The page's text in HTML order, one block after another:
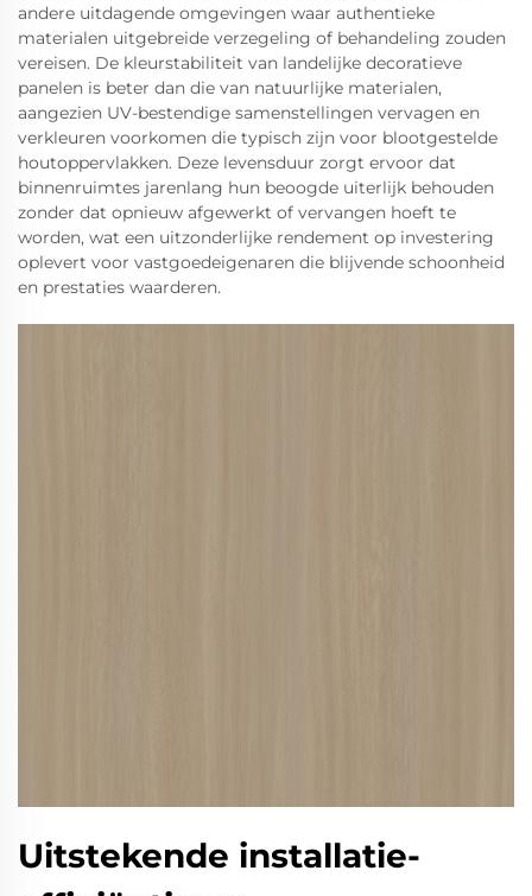
andere uitdagende omgevingen waar authentieke
materialen uitgebreide verzegeling of behandeling zouden
vereisen. De kleurstabiliteit van landelijke decoratieve
panelen is beter dan die van natuurlijke materialen,
aangezien UV-bestendige samenstellingen vervagen en
verkleuren voorkomen die typisch zijn voor blootgestelde
houtoppervlakken. Deze levensduur zorgt ervoor dat
binnenruimtes jarenlang hun beoogde uiterlijk behouden
zonder dat opnieuw afgewerkt of vervangen hoeft te
worden, wat een uitzonderlijke rendement op investering
oplevert voor vastgoedeigenaren die blijvende schoonheid
en prestaties waarderen.
Uitstekende installatie-